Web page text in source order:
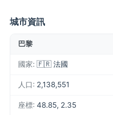
城市資訊
巴黎
國家: 🇫🇷 法國
人口: 2,138,551
座標: 48.85, 2.35